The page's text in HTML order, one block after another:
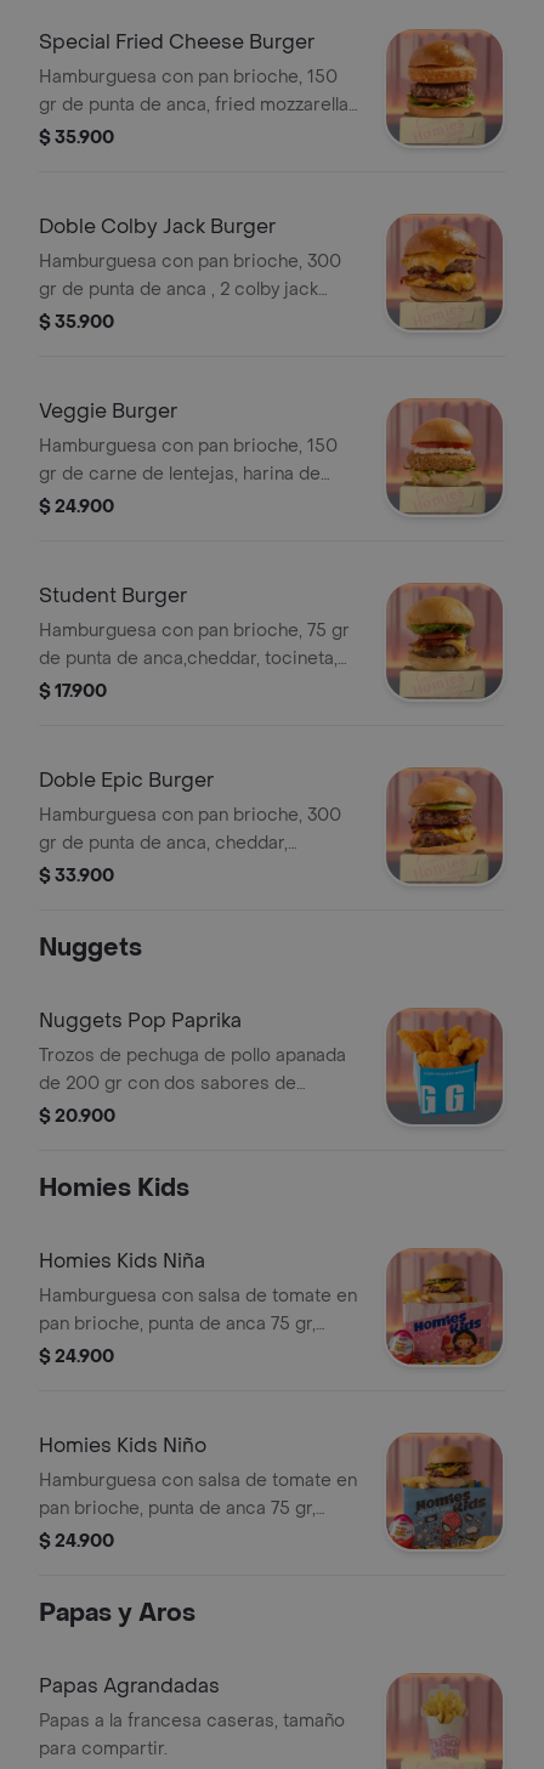
Special Fried Cheese Burger
Hamburguesa con pan brioche, 150
gr de punta de anca, fried mozzarella
cheese, cogollos, tomate y bacon
$ 35.900
Doble Colby Jack Burger
Hamburguesa con pan brioche, 300
gr de punta de anca , 2 colby jack
cheese, tocineta y sriracha.
$ 35.900
Veggie Burger
Hamburguesa con pan brioche, 150
gr de carne de lentejas, harina de
garbanzos en apanado de
$ 24.900
Student Burger
Hamburguesa con pan brioche, 75 gr
de punta de anca,cheddar, tocineta,
cogollos, tomate y cebolla
$ 17.900
Doble Epic Burger
Hamburguesa con pan brioche, 300
gr de punta de anca, cheddar,
tocineta, cogollos, tomate y cebolla
$ 33.900
Nuggets
Nuggets Pop Paprika
Trozos de pechuga de pollo apanada
de 200 gr con dos sabores de
especias pop paprika.
$ 20.900
Homies Kids
Homies Kids Niña
Hamburguesa con salsa de tomate en
pan brioche, punta de anca 75 gr,
cheddar, tomate, cogollos, 100 gr de
$ 24.900
Homies Kids Niño
Hamburguesa con salsa de tomate en
pan brioche, punta de anca 75 gr,
cheddar, tomate, cogollos, 100 gr de
$ 24.900
Papas y Aros
Papas Agrandadas
Papas a la francesa caseras, tamaño
para compartir.